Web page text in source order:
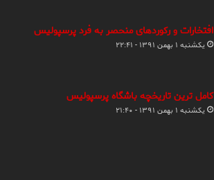
افتخارات و رکوردهای منحصر به فرد پرسپولیس
یکشنبه ۱ بهمن ۱۳۹۱ - ۲۲:۴۱
کامل ترین تاریخچه باشگاه پرسپولیس
یکشنبه ۱ بهمن ۱۳۹۱ - ۲۱:۴۰